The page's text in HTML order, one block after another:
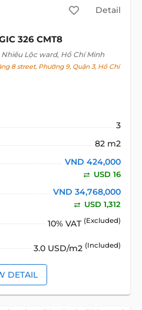
Detail
326 CMT8
Nhiêu Lộc ward, Hồ Chí Minh
8 street, Phường 9, Quận 3, Hồ Chí
3
82 m2
VND 424,000
USD 16
VND 34,768,000
USD 1,312
10% VAT (Excluded)
3.0 USD/m2 (Included)
DETAIL